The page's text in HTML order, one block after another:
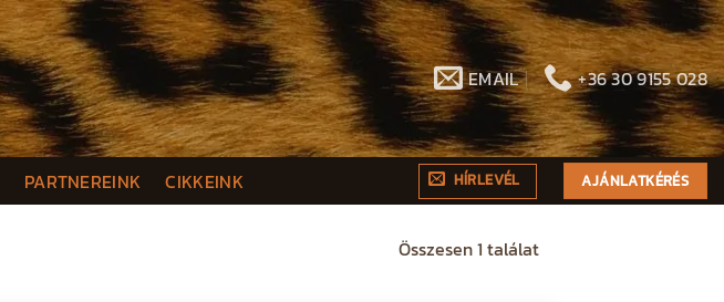
EMAIL +36 30 9155 028
PARTNEREINK CIKKEINK HÍRLEVÉL AJÁNLATKÉRÉS
Összesen 1 találat